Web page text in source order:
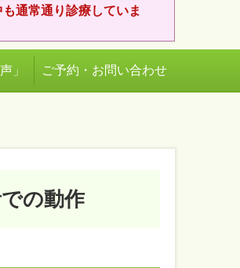
通常通り診療していま
」 ご予約・お問い合わせ
の動作